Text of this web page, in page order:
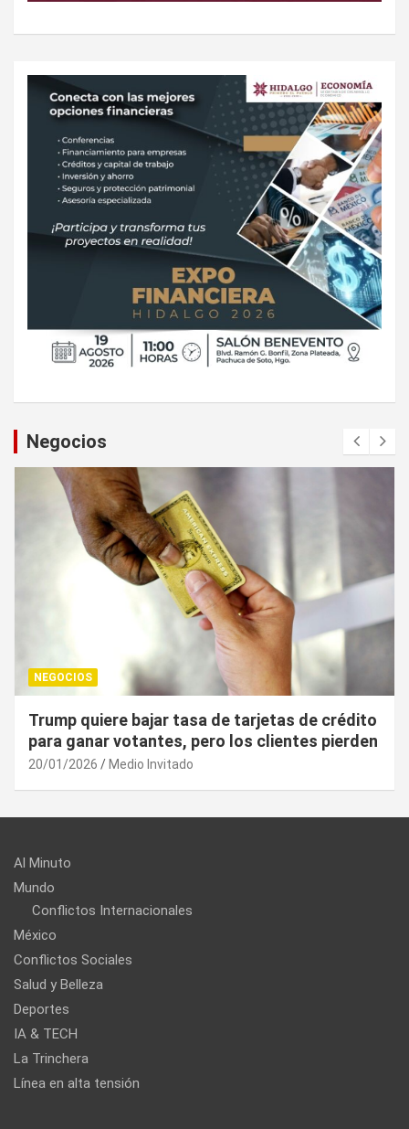
Negocios
NEGOCIOS
¿Cuál es el “arma nuclear económica” que la
UE puede utilizar contra EU?
20/01/2026 Medio Invitado
Al Minuto
Mundo
Conflictos Internacionales
México
Conflictos Sociales
Salud y Belleza
Deportes
IA & TECH
La Trinchera
Línea en alta tensión